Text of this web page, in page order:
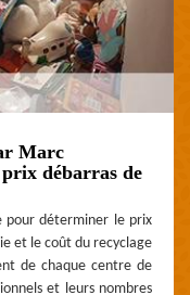
Marc
débarras de
pour déterminer le prix
et le coût du recyclage
de chaque centre de
et leurs nombres